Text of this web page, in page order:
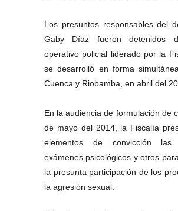
Los presuntos responsables del
Gaby Díaz fueron detenidos
operativo policial liderado por la
se desarrolló en forma
Cuenca y Riobamba, en abril del
En la audiencia de formulación de
de mayo del 2014, la Fiscalía
elementos de convicción las
exámenes psicológicos y otros
la presunta participación de los
la agresión sexual.